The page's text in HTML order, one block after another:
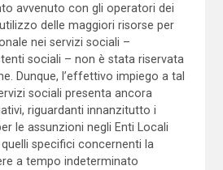
avvenuto con gli operatori dei
delle maggiori risorse per
nei servizi sociali –
sociali – non è stata riservata
Dunque, l’effettivo impiego a tal
sociali presenta ancora
riguardanti innanzitutto i
le assunzioni negli Enti Locali
specifici concernenti la
a tempo indeterminato